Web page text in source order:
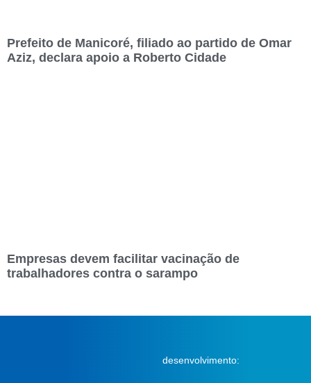
Prefeito de Manicoré, filiado ao partido de Omar
Aziz, declara apoio a Roberto Cidade
Empresas devem facilitar vacinação de
trabalhadores contra o sarampo
desenvolvimento: